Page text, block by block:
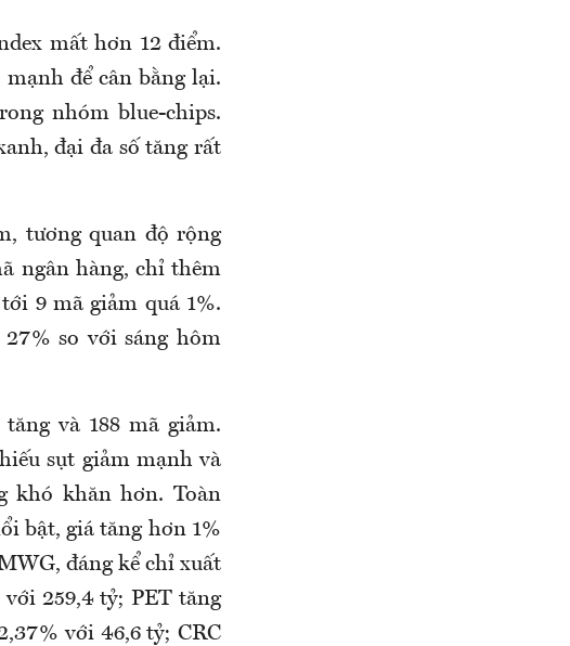
mất hơn 12 điểm.
để cân bằng lại.
nhóm blue-chips.
đại đa số tăng rất
tương quan độ rộng
ngân hàng, chỉ thêm
9 mã giảm quá 1%.
so với sáng hôm
và 188 mã giảm.
sụt giảm mạnh và
khó khăn hơn. Toàn
bật, giá tăng hơn 1%
đáng kể chỉ xuất
259,4 tỷ; PET tăng
với 46,6 tỷ; CRC